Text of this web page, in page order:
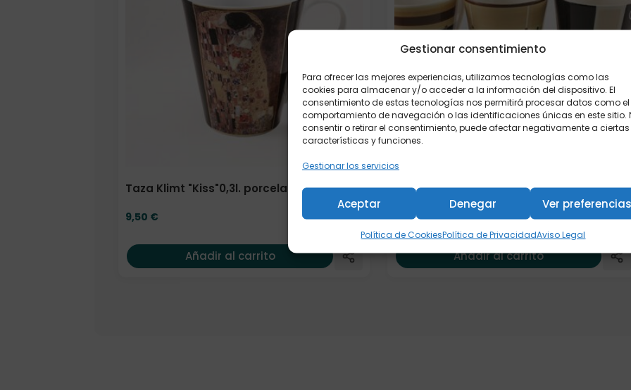
Gestionar consentimiento
Para ofrecer las mejores experiencias, utilizamos tecnologías como las
cookies para almacenar y/o acceder a la información del dispositivo. El
consentimiento de estas tecnologías nos permitirá procesar datos como el
comportamiento de navegación o las identificaciones únicas en este sitio.
consentir o retirar el consentimiento, puede afectar negativamente a ciertas
características y funciones.
Gestionar los servicios
Aceptar Denegar Ver preferencias
Política de CookiesPolítica de PrivacidadAviso Legal
Taza Klimt "Kiss"0,3l. porcelana
9,50 €
Añadir al carrito
Mug "Sao Paulo" 0,3l., porcelana. Juego
de 3
24,00€
Añadir al carrito